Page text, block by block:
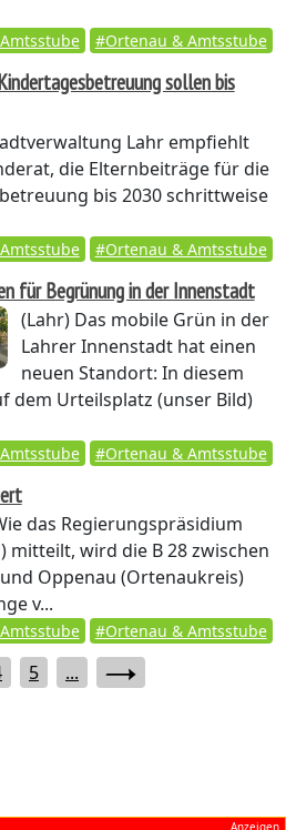
#Ortenau & Amtsstube
sollen bis
Lahr empfiehlt
die Elternbeiträge für die
bis 2030 schrittweise
#Ortenau & Amtsstube
für Begrünung in der Innenstadt
(Lahr)Das mobile Grün in der
Lahrer Innenstadt hat einen
neuen Standort: In diesem
dem Urteilsplatz (unser Bild)
#Ortenau & Amtsstube
das Regierungspräsidium
mitteilt, wird die B 28 zwischen
Oppenau (Ortenaukreis)
v...
#Ortenau & Amtsstube
5 ...
Anzeigen